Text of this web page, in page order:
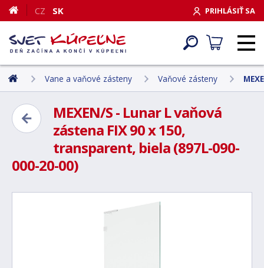
PRIHLÁSIŤ SA
CZ SK
Vane a vaňové zásteny Vaňové zásteny
MEXEN/S - Lunar L vaňová
zástena FIX 90 x 150,
transparent, biela (897L-090-
000-20-00)